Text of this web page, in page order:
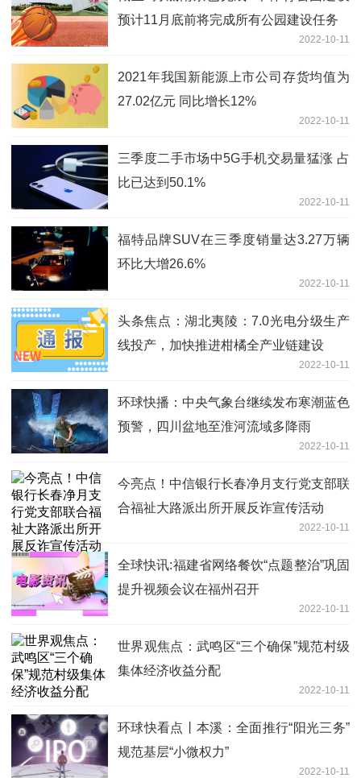
预计11月底前将完成所有公园建设任务
2022-10-11
2021年我国新能源上市公司存货均值为
27.02亿元 同比增长12%
2022-10-11
三季度二手市场中5G手机交易量猛涨 占
比已达到50.1%
2022-10-11
福特品牌SUV在三季度销量达3.27万辆
环比大增26.6%
2022-10-11
头条焦点：湖北夷陵：7.0光电分级生产
线投产，加快推进柑橘全产业链建设
2022-10-11
环球快播：中央气象台继续发布寒潮蓝色
预警，四川盆地至淮河流域多降雨
2022-10-11
今亮点！中信银行长春净月支行党支部联
合福祉大路派出所开展反诈宣传活动
2022-10-11
全球快讯:福建省网络餐饮“点题整治”巩固
提升视频会议在福州召开
2022-10-11
世界观焦点：武鸣区“三个确保”规范村级
集体经济收益分配
2022-10-11
环球快看点丨本溪：全面推行“阳光三务”
规范基层“小微权力”
2022-10-11